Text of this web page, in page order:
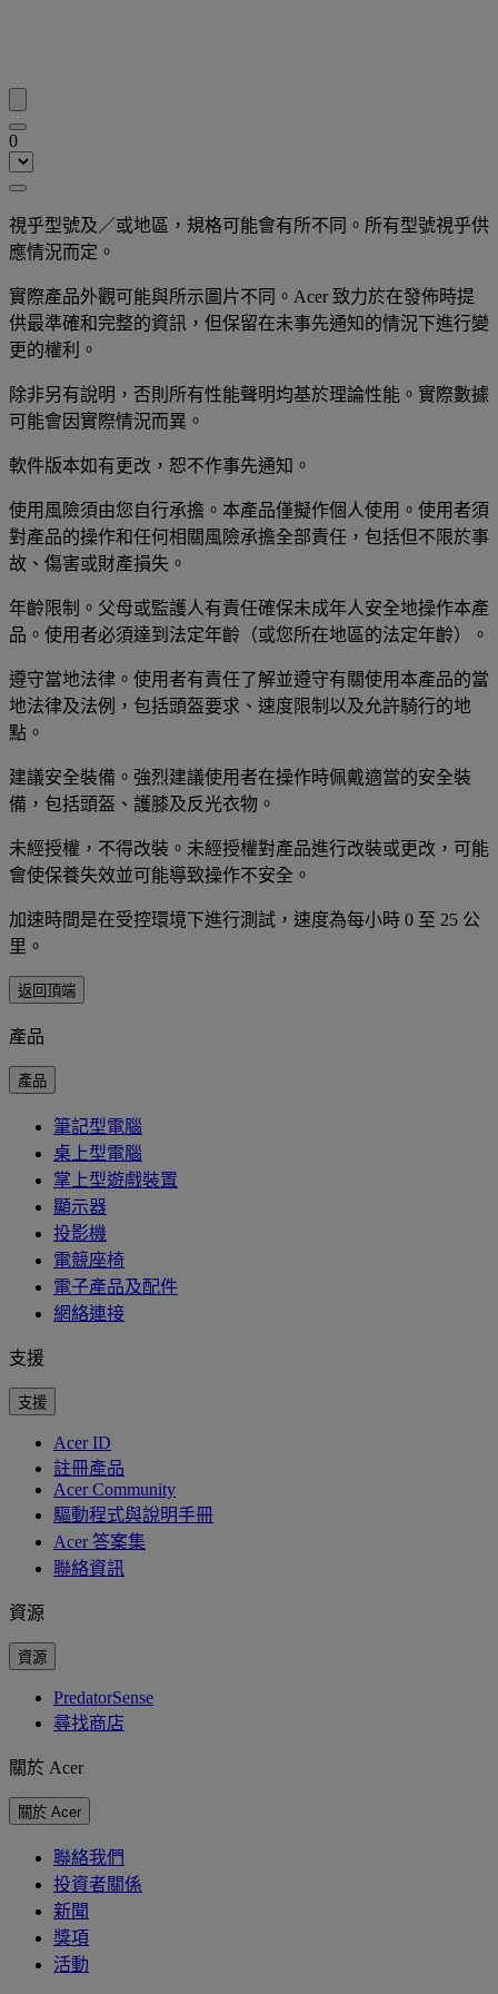
0
視乎型號及／或地區，規格可能會有所不同。所有型號視乎供
應情況而定。
實際產品外觀可能與所示圖片不同。Acer 致力於在發佈時提
供最準確和完整的資訊，但保留在未事先通知的情況下進行變
更的權利。
除非另有說明，否則所有性能聲明均基於理論性能。實際數據
可能會因實際情況而異。
軟件版本如有更改，恕不作事先通知。
使用風險須由您自行承擔。本產品僅擬作個人使用。使用者須
對產品的操作和任何相關風險承擔全部責任，包括但不限於事
故、傷害或財產損失。
年齡限制。父母或監護人有責任確保未成年人安全地操作本產
品。使用者必須達到法定年齡（或您所在地區的法定年齡）。
遵守當地法律。使用者有責任了解並遵守有關使用本產品的當
地法律及法例，包括頭盔要求、速度限制以及允許騎行的地
點。
建議安全裝備。強烈建議使用者在操作時佩戴適當的安全裝
備，包括頭盔、護膝及反光衣物。
未經授權，不得改裝。未經授權對產品進行改裝或更改，可能
會使保養失效並可能導致操作不安全。
加速時間是在受控環境下進行測試，速度為每小時 0 至 25 公
里。
返回頂端
產品
產品
筆記型電腦
桌上型電腦
掌上型遊戲裝置
顯示器
投影機
電競座椅
電子產品及配件
網絡連接
支援
支援
Acer ID
註冊產品
Acer Community
驅動程式與說明手冊
Acer 答案集
聯絡資訊
資源
資源
PredatorSense
尋找商店
關於 Acer
關於 Acer
聯絡我們
投資者關係
新聞
獎項
活動